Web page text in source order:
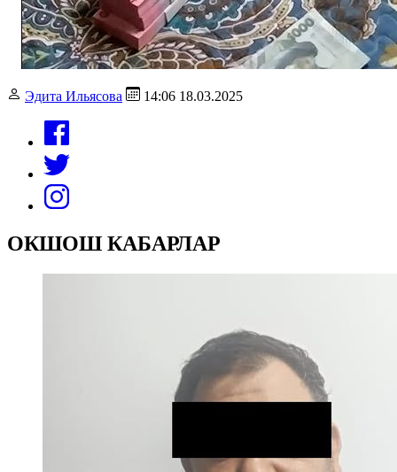
Эдита Ильясова 14:06 18.03.2025
ОКШОШ КАБАРЛАР